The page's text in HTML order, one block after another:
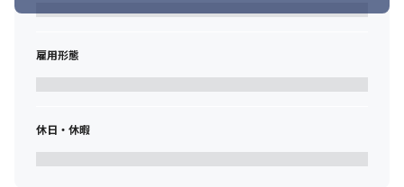
雇用形態
休日・休暇